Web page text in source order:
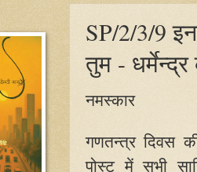
SP/2/3/9
तुम -
नमस्कार
गणतन्त्र दिवस
पोस्ट में सभी